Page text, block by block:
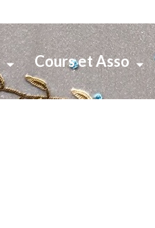
Cours et Asso